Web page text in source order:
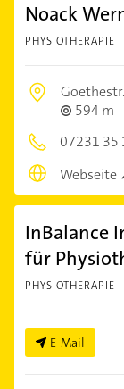
Noack
PHYSIOTHERAPIE
594 m
07231 35
Webseite
InBalance
für
PHYSIOTHERAPIE
E-Mail